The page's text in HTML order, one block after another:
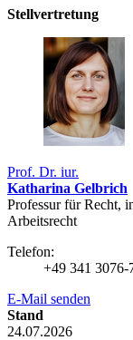
Stellvertretung
Prof. Dr. iur.
Katharina Gelbrich
Professur für Recht,
Arbeitsrecht
Telefon:
+49 341 3076-
E-Mail senden
Stand
24.07.2026